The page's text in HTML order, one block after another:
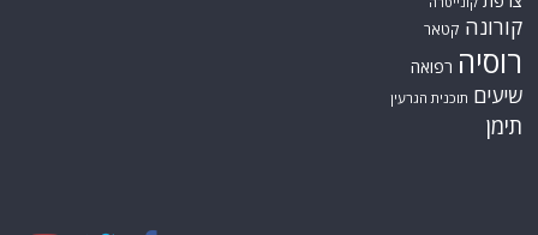
איראןאירופה
אפריקה ארה"ב
בריטניה